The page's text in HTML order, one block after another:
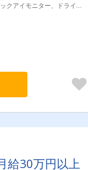
クアイモニター、ドライブ
給30万円以上